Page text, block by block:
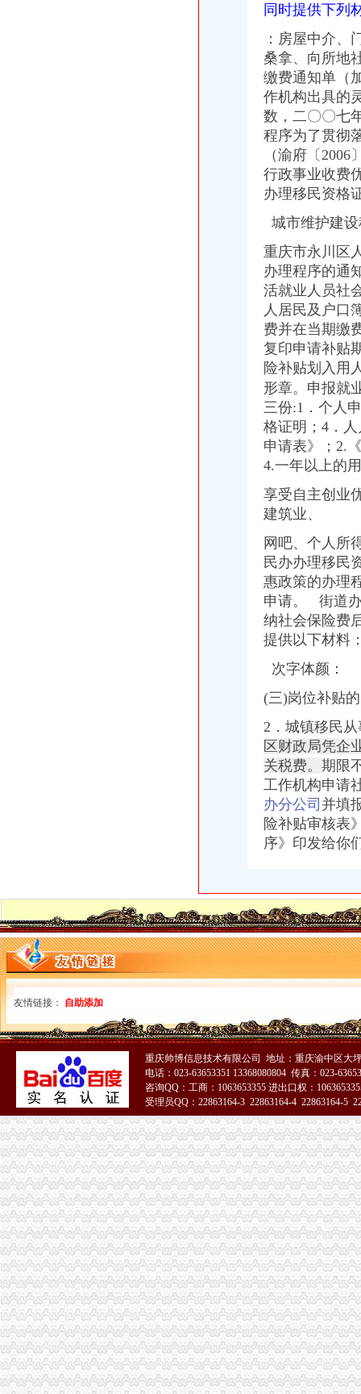
重庆市开县南门镇中心小学学校食堂设备（项目编号=开府采购办函〔
莆田一小吃店不开发票标语税务人员称它牛（图）_莆田_资讯频道_
10月起重庆全面实施“三证合一”需要的17套材料变1套|中国中小
请问重庆市渝北区在哪里办理三证合一,三证合一办理步骤和需要带些
求助！！分公司关于办理税务登记证之事-职场人生-广州妈妈论坛
【合肥长江西路税务登记|税务登记证办理|代理税务登记】-合肥赶集网
重庆POS机申请办理、重庆银联POS机免费办理_重庆电话POS机_重
重庆新办鼓励类中小企业可在3月底前申请财政补贴_中国经济网——
照不再那么折腾了（新常态里看变化）|照|五证合一-宏观经济
重庆注册公司的程序及费用是多少？_漕泾园区_天涯问答_天涯社区
供应重庆个体工商户如何办理pos机（刷卡机）_重庆POS机_重庆对
莆田：小吃店“不开发票”标语税务人员称它“牛”-食品资讯-第
工商代办_启辰工商咨询公司价格|工商代办_启辰工商咨询公司型号规格
莆田：小吃店“不开发票”标语税务人员称它“牛”-综合快讯-中
照不再那么折腾了（新常态里看变化）_新闻频道_中国青年网
重庆市配合税务部门做好2006年换发税务登记证件工作_全国组织机构
【合肥长江批发市场税务登记|税务登记证办理|代理税务登记】-合肥赶
会计们注意啦！“三证合一”后至少要跑7个部门办理各项变更手续！
10月起重庆全面实施“三证合一”需要的17套材料变1套_中国奉
重庆电子工程职业学院长安汽车校企实训基地：培训资源包开发（五星
照不再那么折腾了(新常态里看变化)--上海频道--人民网
重庆市大足区经济和信息化委员会、大足区财政局、大足区国家税务局
转发重庆市人民关于重庆市2009年行政事业收费项目的通告的通
重庆市开县金峰镇中心小学学校食堂设备（项目编号=开府采购办函〔
重庆市开县南门镇中心小学学校食堂设备（项目编号=开府采购办函〔
《微企申办流程2013.6.doc》-支持高清全文免费浏览-max文档
重庆个人社保办理流程_向日葵保险网
商事制度改革深化：个体工商户注销将更简易_国内_贵网
10月起重庆全面实施“三证合一”需要的17套材料变1套|中国中小
办税务登记证需要哪些手续
照不再那么折腾了-时政新闻-浙江在线
请问重庆市渝北区在哪里办理三证合一,三证合一办理步骤和需要带些
税务登记证-资质荣誉-重庆林鼎交通设施有限公司
重庆知识产权办理哪家口碑好-互动百科
重庆进出口权如何办理-互动百科
同时提供下列
：房屋中介、
桑拿、向所地
缴费通知单（
作机构出具的
数，二〇〇七
程序为了贯彻
（渝府〔
行政事业收费
办理移民资格
城市维护建
重庆市永川区
办理程序的通
活就业人员社
人居民及户口
费并在当期缴
复印申请补贴
险补贴划入用
形章。申报就
三份:1．个人
格证明；4．
申请表》；2.
4.一年以上的
享受自主创业
建筑业、
网吧、个人所
民办办理移民
惠政策的办理
申请。 街道
纳社会保险费
提供以下材料
次字体颜：
(三)岗位补贴
2．城镇移民
区财政局凭企
关税费。 期限
工作机构申请
办分公司 并填
险补贴审核表
序》印发给你
友情链接： 自助添加
重庆帅博信息技术有限公司 地址：重庆渝中区大
电话：023-63653351 13368080804 传真：023-
咨询QQ：工商：1063653355 进出口权：
受理员QQ：22863164-3 22863164-4 22863164-5
51La